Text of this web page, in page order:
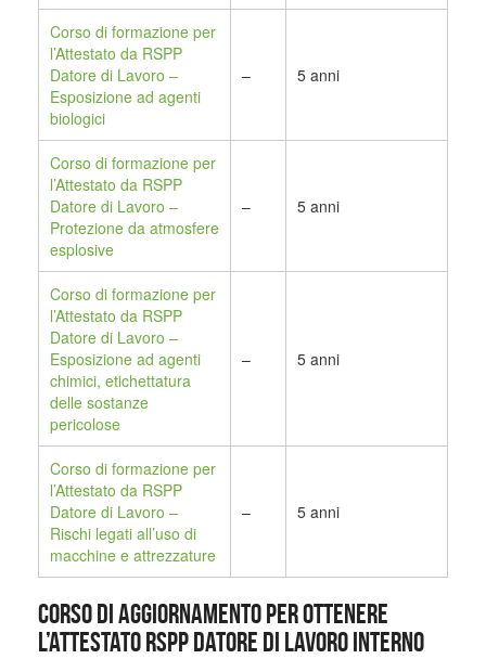
Corso di formazione per
l’Attestato da RSPP
Datore di Lavoro –
Esposizione ad agenti
biologici
– 5 anni
Corso di formazione per
l’Attestato da RSPP
Datore di Lavoro –
Protezione da atmosfere
esplosive
– 5 anni
Corso di formazione per
l’Attestato da RSPP
Datore di Lavoro –
Esposizione ad agenti
chimici, etichettatura
delle sostanze
pericolose
– 5 anni
Corso di formazione per
l’Attestato da RSPP
Datore di Lavoro –
Rischi legati all’uso di
macchine e attrezzature
– 5 anni
CORSO DI AGGIORNAMENTO PER OTTENERE
L’ATTESTATO RSPP DATORE DI LAVORO INTERNO